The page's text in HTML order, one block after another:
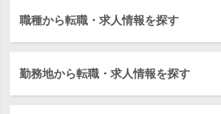
職種から転職・求人情報を探す
勤務地から転職・求人情報を探す